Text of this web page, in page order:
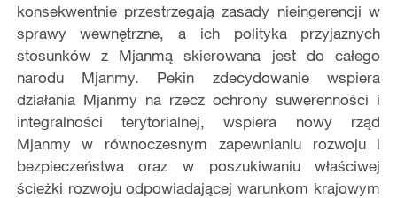
konsekwentnie przestrzegają zasady nieingerencji w
sprawy wewnętrzne, a ich polityka przyjaznych
stosunków z Mjanmą skierowana jest do całego
narodu Mjanmy. Pekin zdecydowanie wspiera
działania Mjanmy na rzecz ochrony suwerenności i
integralności terytorialnej, wspiera nowy rząd
Mjanmy w równoczesnym zapewnianiu rozwoju i
bezpieczeństwa oraz w poszukiwaniu właściwej
ścieżki rozwoju odpowiadającej warunkom krajowym